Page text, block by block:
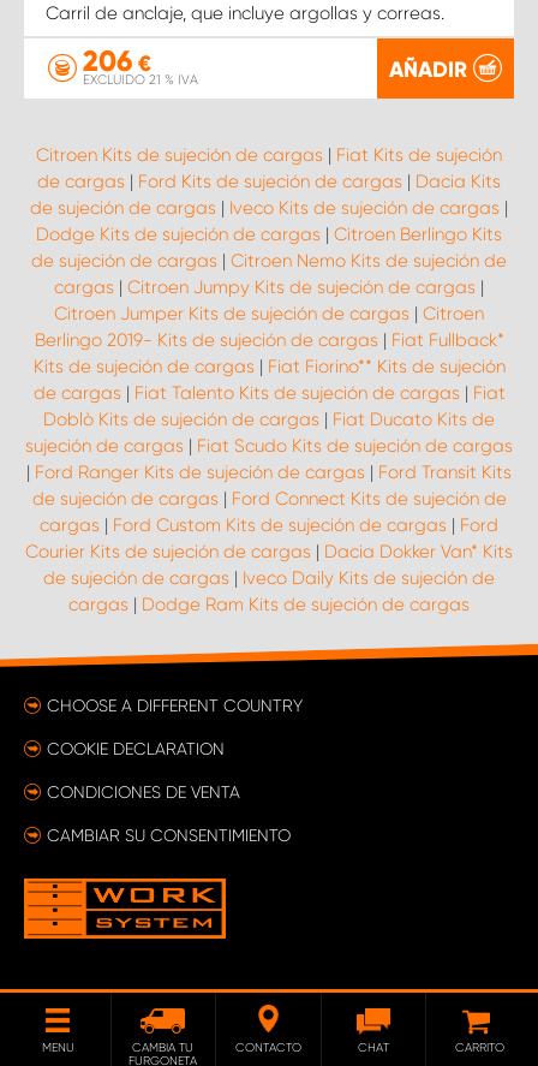
Carril de anclaje, que incluye argollas y correas.
206 €
EXCLUIDO 21 % IVA AÑADIR
Citroen Kits de sujeción de cargas | Fiat Kits de sujeción
de cargas | Ford Kits de sujeción de cargas | Dacia Kits
de sujeción de cargas | Iveco Kits de sujeción de cargas |
Dodge Kits de sujeción de cargas | Citroen Berlingo Kits
de sujeción de cargas | Citroen Nemo Kits de sujeción de
cargas | Citroen Jumpy Kits de sujeción de cargas |
Citroen Jumper Kits de sujeción de cargas | Citroen
Berlingo 2019- Kits de sujeción de cargas | Fiat Fullback*
Kits de sujeción de cargas | Fiat Fiorino** Kits de sujeción
de cargas | Fiat Talento Kits de sujeción de cargas | Fiat
Doblò Kits de sujeción de cargas | Fiat Ducato Kits de
sujeción de cargas | Fiat Scudo Kits de sujeción de cargas
| Ford Ranger Kits de sujeción de cargas | Ford Transit Kits
de sujeción de cargas | Ford Connect Kits de sujeción de
cargas | Ford Custom Kits de sujeción de cargas | Ford
Courier Kits de sujeción de cargas | Dacia Dokker Van* Kits
de sujeción de cargas | Iveco Daily Kits de sujeción de
cargas | Dodge Ram Kits de sujeción de cargas
CHOOSE A DIFFERENT COUNTRY
COOKIE DECLARATION
CONDICIONES DE VENTA
CAMBIAR SU CONSENTIMIENTO
MENU
CAMBIA TU
FURGONETA
CONTACTO CHAT CARRITO